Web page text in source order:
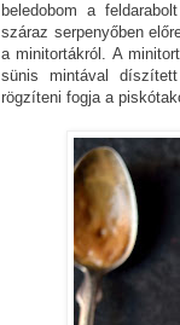
beledobom a
száraz serpenyőben
a minitortákról. A
sünis mintával
rögzíteni fogja a